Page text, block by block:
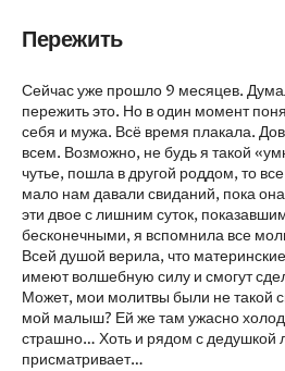
Пережить
Сейчас уже прошло 9 месяцев.
пережить это. Но в один момент
себя и мужа. Всё время плакала.
всем. Возможно, не будь я такой
чутье, пошла в другой роддом, то
мало нам давали свиданий, пока
эти двое с лишним суток,
бесконечными, я вспомнила все
Всей душой верила, что
имеют волшебную силу и смогут
Может, мои молитвы были не такой
мой малыш? Ей же там ужасно
страшно… Хоть и рядом с дедушкой
присматривает…